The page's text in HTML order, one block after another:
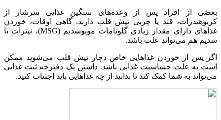
بعضی از افراد پس از وعده‌های سنگین غذایی سرشار از
کربوهیدرات، قند یا چربی تپش قلب دارند. گاهی اوقات، خوردن
غذاهای دارای مقدار زیادی گلوتامات مونوسدیم (MSG)، نیترات یا
سدیم هم می‌تواند علت باشد.
اگر پس از خوردن غذاهایی خاص دچار تپش قلب می‌شوید ممکن
است به علت حساسیت غذایی باشد. داشتن یک دفترچه ثبت غذایی
می‌تواند به شما کمک کند تا بدانید از چه غذاهایی باید اجتناب کنید.